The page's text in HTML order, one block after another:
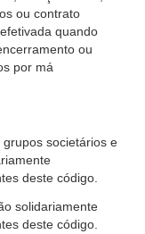
ou contrato
quando
ou
por má
societários e
deste código.
solidariamente
deste código.